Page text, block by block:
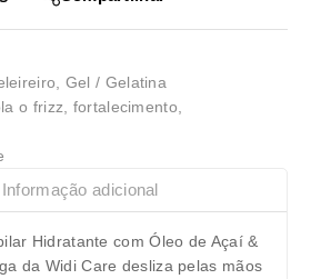
Gel / Gelatina
o frizz fortalecimento
Informação adicional
Hidratante com Óleo de Açaí &
da Widi Care desliza pelas mãos